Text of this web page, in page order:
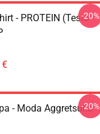
- PROTEIN (testo
€
-20%
- Moda Aggretsuko
-20%